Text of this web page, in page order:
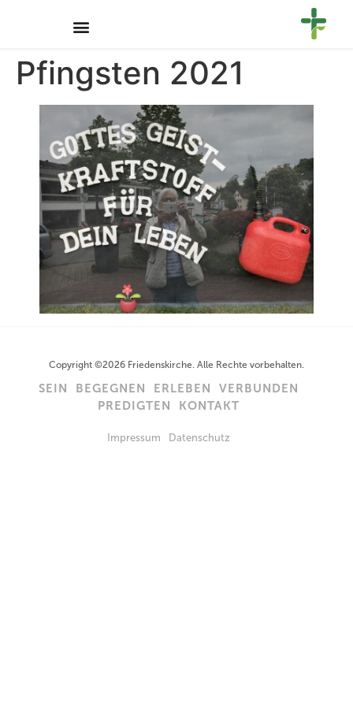
Pfingsten 2021
Copyright ©2026 Friedenskirche. Alle Rechte vorbehalten.
SEIN BEGEGNEN ERLEBEN
VERBUNDEN
PREDIGTEN
KONTAKT
Impressum Datenschutz